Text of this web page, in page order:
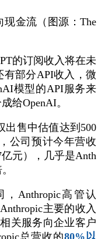
现金流（图源：The
的订阅收入将在未
部分API收入，微
模型的API服务来
给OpenAI。
出售中估值达到500
公司预计今年营收
元），几乎是Anth
，Anthropic高管认
主要的收入
关服务向企业客户
总营收的80%以